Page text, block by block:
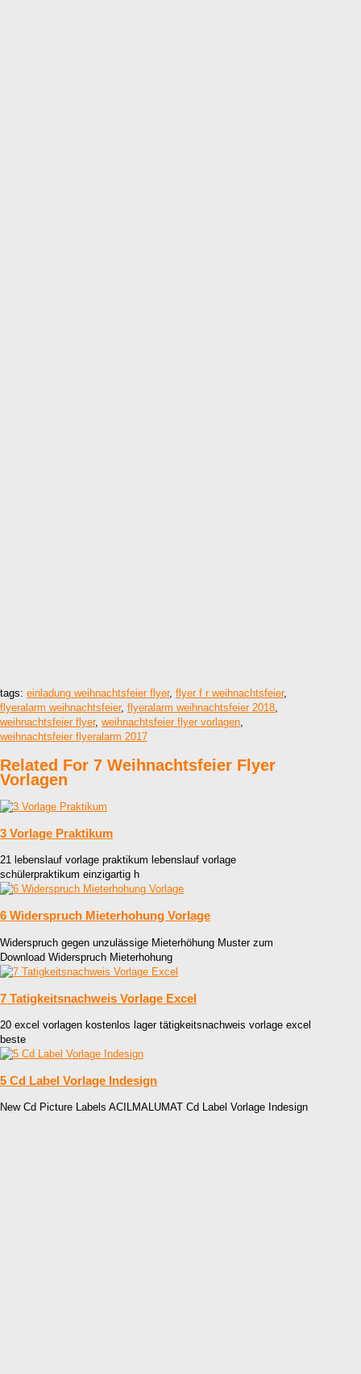
tags: einladung weihnachtsfeier flyer, flyer f r weihnachtsfeier,
flyeralarm weihnachtsfeier, flyeralarm weihnachtsfeier 2018,
weihnachtsfeier flyer, weihnachtsfeier flyer vorlagen,
weihnachtsfeier flyeralarm 2017
Related For 7 Weihnachtsfeier Flyer
Vorlagen
3 Vorlage Praktikum
21 lebenslauf vorlage praktikum lebenslauf vorlage
schülerpraktikum einzigartig h
6 Widerspruch Mieterhohung Vorlage
Widerspruch gegen unzulässige Mieterhöhung Muster zum
Download Widerspruch Mieterhohung
7 Tatigkeitsnachweis Vorlage Excel
20 excel vorlagen kostenlos lager tätigkeitsnachweis vorlage excel
beste
5 Cd Label Vorlage Indesign
New Cd Picture Labels ACILMALUMAT Cd Label Vorlage Indesign